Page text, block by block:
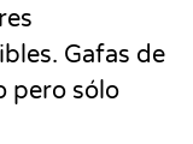
Gafas de
pero sólo